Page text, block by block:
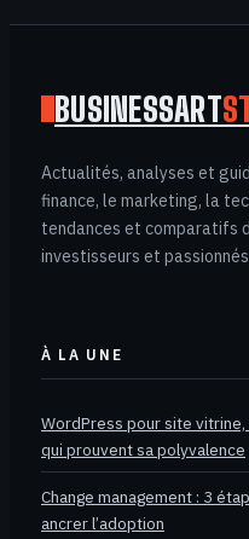
BUSINESSART
Actualités, analyses et
finance, le marketing, la
tendances et comparatifs
investisseurs et
À LA UNE
WordPress pour site
qui prouvent sa polyvalence
Change management : 3
ancrer l’adoption